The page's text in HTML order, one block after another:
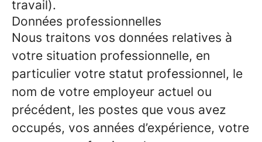
travail).
Données professionnelles
Nous traitons vos données relatives à
votre situation professionnelle, en
particulier votre statut professionnel, le
nom de votre employeur actuel ou
précédent, les postes que vous avez
occupés, vos années d’expérience, votre